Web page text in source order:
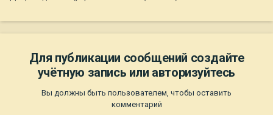
Для публикации сообщений создайте
учётную запись или авторизуйтесь
Вы должны быть пользователем, чтобы оставить
комментарий